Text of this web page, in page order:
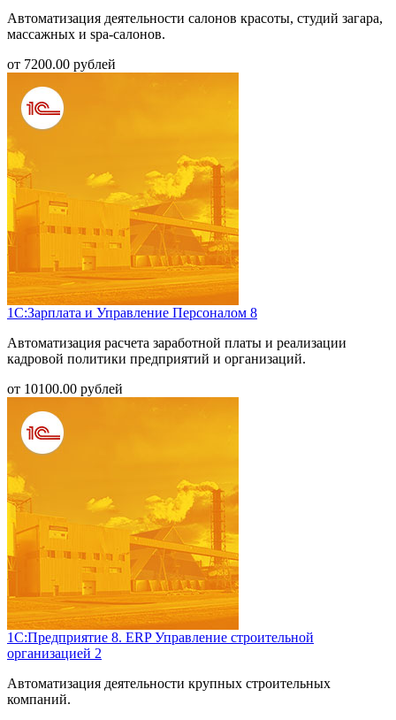
Автоматизация деятельности салонов красоты, студий загара,
массажных и spa-салонов.
от 7200.00 рублей
1С:Зарплата и Управление Персоналом 8
Автоматизация расчета заработной платы и реализации
кадровой политики предприятий и организаций.
от 10100.00 рублей
1С:Предприятие 8. ERP Управление строительной
организацией 2
Автоматизация деятельности крупных строительных
компаний.